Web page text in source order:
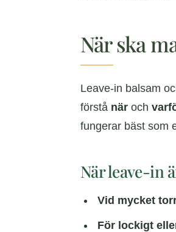
När ska
Leave-in balsam
förstå när och
fungerar bäst som
När leave-in
Vid mycket
För lockigt